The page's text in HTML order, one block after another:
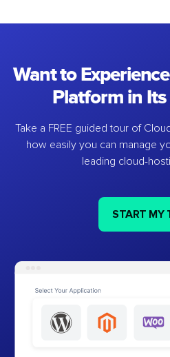
Want to
Platform in Its
Take a FREE guided tour of
how easily you can manage
leading cloud-
START MY